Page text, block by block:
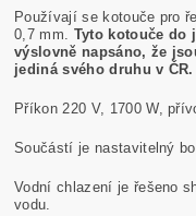
Používají se kotouče pro
0,7 mm. Tyto kotouče do
výslovně napsáno, že
jediná svého druhu v ČR.
Příkon 220 V, 1700 W,
Součástí je nastavitelný
Vodní chlazení je řešeno
vodu.